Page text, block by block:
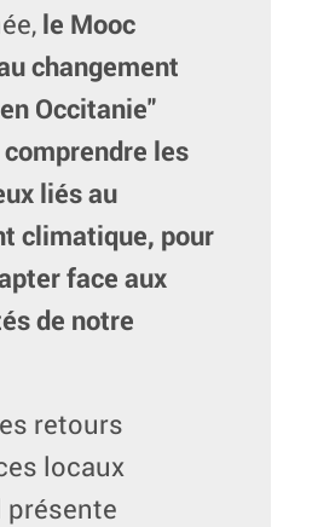
le Mooc
changement
Occitanie"
les
liés au
climatique, pour
face aux
de notre
retours
locaux
présente